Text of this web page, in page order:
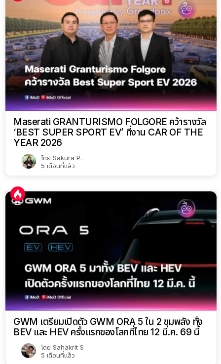
Maserati GRANTURISMO FOLGORE คว้ารางวัล
‘BEST SUPER SPORT EV’ ที่งาน CAR OF THE
YEAR 2026
โดย Sakura P.
5 เดือนที่แล้ว
GWM เตรียมเปิดตัว GWM ORA 5 ใน 2 ขุมพลัง ทั้ง
BEV และ HEV ครั้งแรกของโลกที่ไทย 12 มี.ค. 69 นี้
โดย Sahakrit S
5 เดือนที่แล้ว